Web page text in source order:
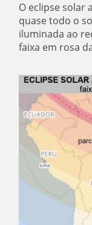
O eclipse solar
quase todo o
iluminada ao
faixa em rosa